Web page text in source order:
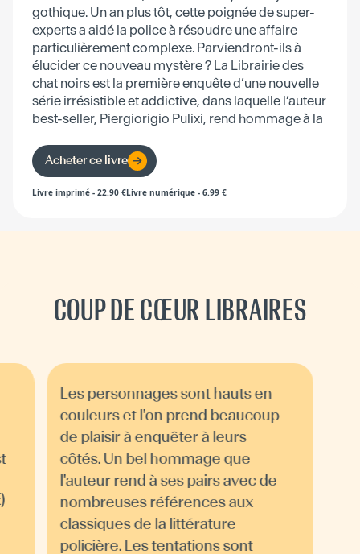
gothique. Un an plus tôt, cette poignée de super-
experts a aidé la police à résoudre une affaire
particulièrement complexe. Parviendront-ils à
élucider ce nouveau mystère ? La Librairie des
chat noirs est la première enquête d’une nouvelle
série irrésistible et addictive, dans laquelle l’auteur
best-seller, Piergiorigio Pulixi, rend hommage à la
Acheter ce livre
Livre imprimé - 22.90 €Livre numérique - 6.99 €
COUP DE CŒUR LIBRAIRES
Les personnages sont hauts en
couleurs et l'on prend beaucoup
de plaisir à enquêter à leurs
côtés. Un bel hommage que
l'auteur rend à ses pairs avec de
nombreuses références aux
classiques de la littérature
policière. Les tentations sont